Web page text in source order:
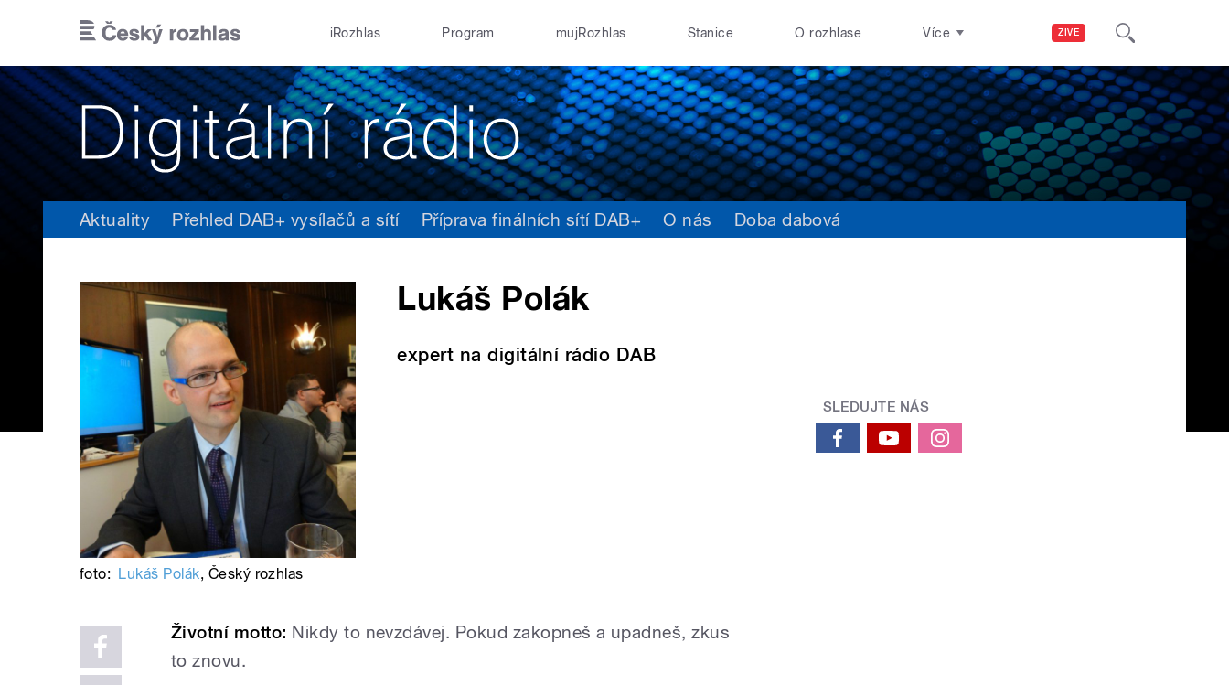
ŽIVĚ
iRozhlas Program mujRozhlas Stanice O rozhlase Více
Aktuality Přehled DAB+ vysílačů a sítí Příprava finálních sítí DAB+ O nás Doba dabová
Lukáš Polák
expert na digitální rádio DAB
foto: Lukáš Polák, Český rozhlas
Životní motto: Nikdy to nevzdávej. Pokud zakopneš a upadneš, zkus
to znovu.
SLEDUJTE NÁS